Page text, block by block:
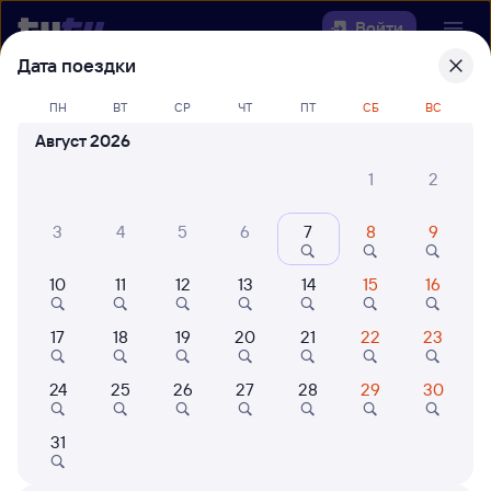
Войти
Выберите день, чтобы найтиж/д
билеты Залари — Шабалино
Куда
Когда
Кто едет
Найти поезда
Дата поездки
ПН ВТ СР ЧТ ПТ СБ ВС
Август 2026
1
2
3 4 5 6 7 8 9
10 11 12 13 14 15 16
17 18 19 20 21 22 23
24 25 26 27 28 29 30
31